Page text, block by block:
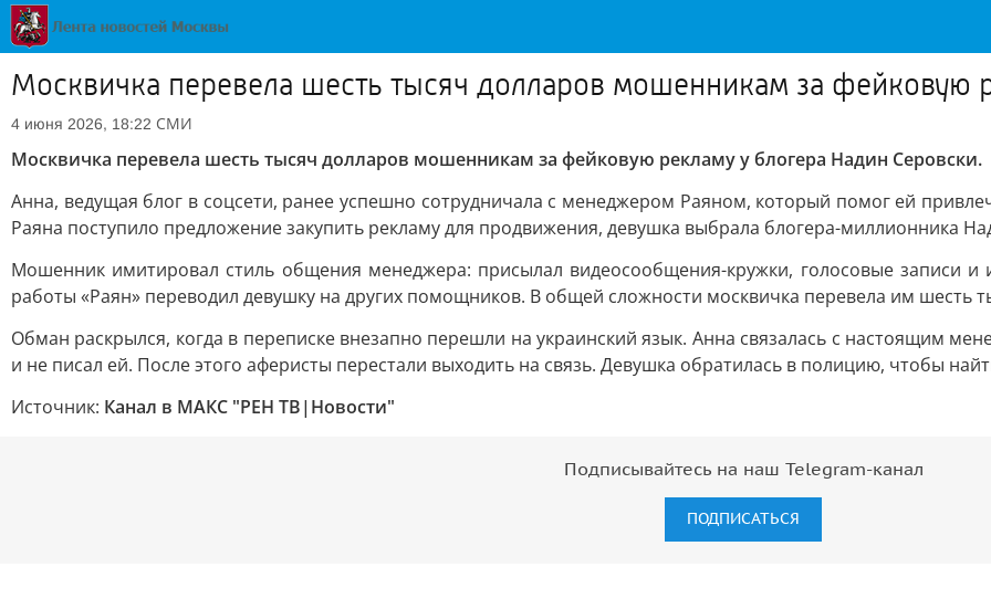
Москвичка перевела шесть тысяч долларов мошенникам за фейковую
4 июня 2026, 18:22 СМИ
Москвичка перевела шесть тысяч долларов мошенникам за фейковую рекламу у блогера Надин Серовски.
Анна, ведущая блог в соцсети, ранее успешно сотрудничала с менеджером Раяном, который помог ей
Раяна поступило предложение закупить рекламу для продвижения, девушка выбрала блогера-миллионника
Мошенник имитировал стиль общения менеджера: присылал видеосообщения-кружки, голосовые записи и
работы «Раян» переводил девушку на других помощников. В общей сложности москвичка перевела им шесть
Обман раскрылся, когда в переписке внезапно перешли на украинский язык. Анна связалась с настоящим
и не писал ей. После этого аферисты перестали выходить на связь. Девушка обратилась в полицию, чтобы
Источник: Канал в МАКС "РЕН ТВ|Новости"
Подписывайтесь на наш Telegram-канал
ПОДПИСАТЬСЯ